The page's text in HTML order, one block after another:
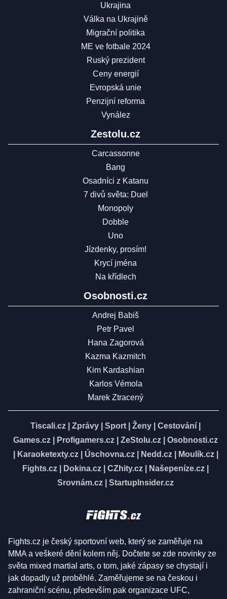
Ukrajina
Válka na Ukrajině
Migrační politika
ME ve fotbale 2024
Ruský prezident
Ceny energií
Evropská unie
Penzijní reforma
Vynález
Zestolu.cz
Carcassonne
Bang
Osadníci z Katanu
7 divů světa: Duel
Monopoly
Dobble
Uno
Jízdenky, prosím!
Krycí jména
Na křídlech
Osobnosti.cz
Andrej Babiš
Petr Pavel
Hana Zagorová
Kazma Kazmitch
Kim Kardashian
Karlos Vémola
Marek Ztracený
Tiscali.cz Zprávy Sport Ženy Cestování
Games.cz
Profigamers.cz ZeStolu.cz
Osobnosti.cz
Karaoketexty.cz| Úschovna.cz| Nedd.cz| Moulík.cz|
Fights.cz
Dokina.cz CZhity.cz Našepeníze.cz
Srovnám.cz
StartupInsider.cz
Fights.cz je český sportovní web, který se zaměřuje na
MMA a veškeré dění kolem něj. Dočtete se zde novinky ze
světa mixed martial arts, o tom, jaké zápasy se chystají i
jak dopadly už proběhlé. Zaměřujeme se na českou i
zahraniční scénu, především pak organizace UFC,